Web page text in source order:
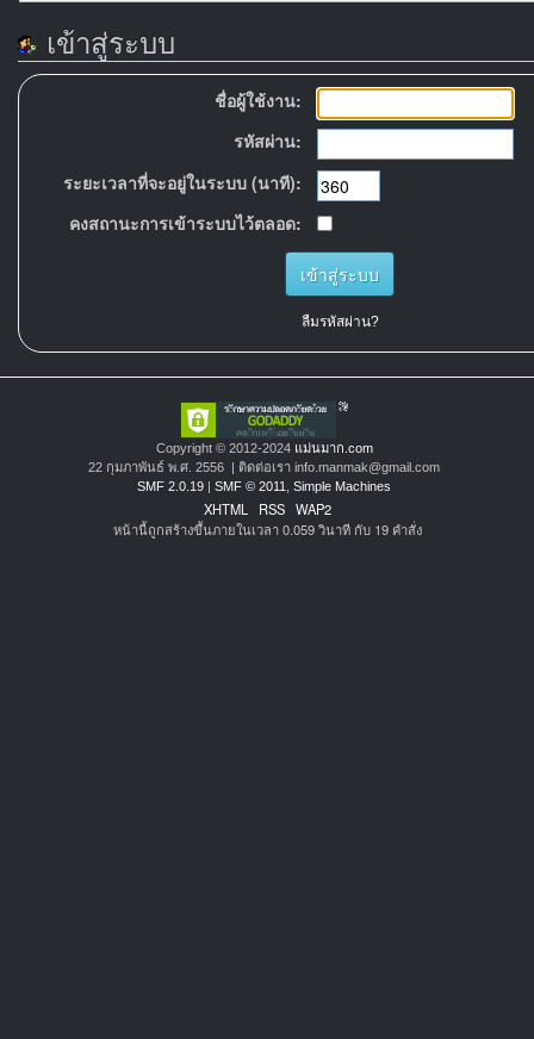
เข้าสู่ระบบ
ชื่อผู้ใช้งาน:
รหัสผ่าน:
ระยะเวลาที่จะอยู่ในระบบ (นาที):
คงสถานะการเข้าระบบไว้ตลอด:
ลืมรหัสผ่าน?
Copyright © 2012-2024 แม่นมาก.com
22 กุมภาพันธ์ พ.ศ. 2556 | ติดต่อเรา info.manmak@gmail.com
SMF 2.0.19 | SMF © 2011 Simple Machines
XHTML RSS WAP2
หน้านี้ถูกสร้างขึ้นภายในเวลา 0.059 วินาที กับ 19 คำสั่ง